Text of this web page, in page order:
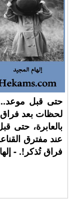
حتى قبل موعد...
لحظات بعد
بالعابرة، حتى
عند مفترق
فراق تُذكر!. -